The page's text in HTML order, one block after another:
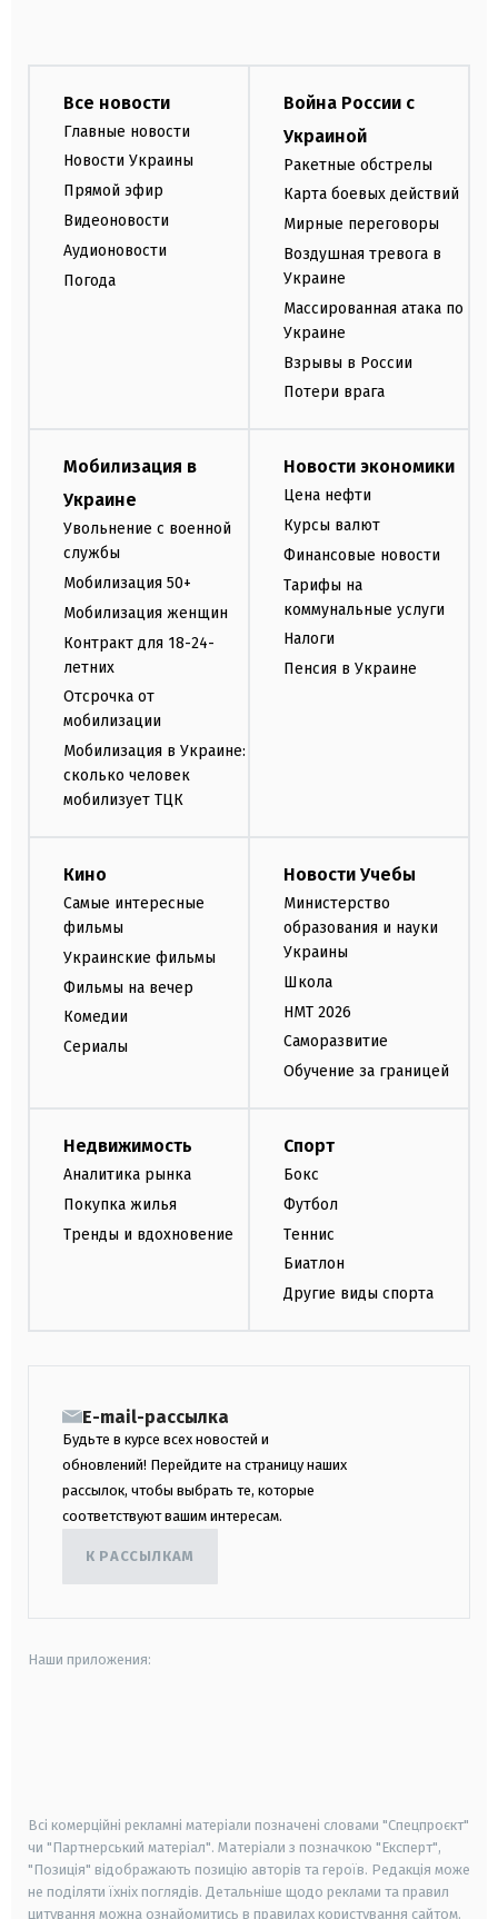
Все новости
Главные новости
Новости Украины
Прямой эфир
Видеоновости
Аудионовости
Погода
Война России с
Украиной
Ракетные обстрелы
Карта боевых действий
Мирные переговоры
Воздушная тревога в
Украине
Массированная атака по
Украине
Взрывы в России
Потери врага
Мобилизация в
Украине
Увольнение с военной
службы
Мобилизация 50+
Мобилизация женщин
Контракт для 18-24-
летних
Отсрочка от
мобилизации
Мобилизация в Украине:
сколько человек
мобилизует ТЦК
Новости экономики
Цена нефти
Курсы валют
Финансовые новости
Тарифы на
коммунальные услуги
Налоги
Пенсия в Украине
Кино
Самые интересные
фильмы
Украинские фильмы
Фильмы на вечер
Комедии
Сериалы
Новости Учебы
Министерство
образования и науки
Украины
Школа
НМТ 2026
Саморазвитие
Обучение за границей
Недвижимость
Аналитика рынка
Покупка жилья
Тренды и вдохновение
Спорт
Бокс
Футбол
Теннис
Биатлон
Другие виды спорта
E-mail-рассылка
Будьте в курсе всех новостей и
обновлений! Перейдите на страницу наших
рассылок, чтобы выбрать те, которые
соответствуют вашим интересам.
К РАССЫЛКАМ
Наши приложения:
Всі комерційні рекламні матеріали позначені словами "Спецпроєкт"
чи "Партнерський матеріал". Матеріали з позначкою "Експерт",
"Позиція" відображають позицію авторів та героїв. Редакція може
не поділяти їхніх поглядів. Детальніше щодо реклами та правил
цитування можна ознайомитись в правилах користування сайтом.